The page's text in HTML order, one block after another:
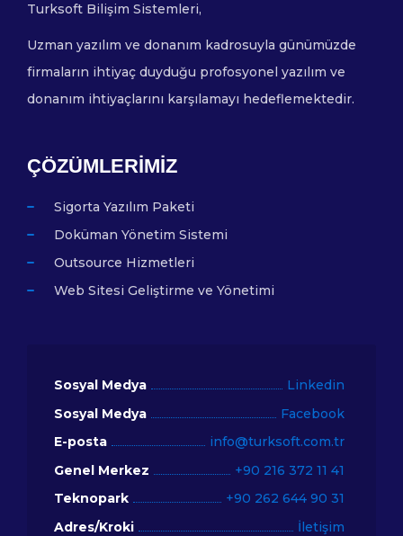
Turksoft Bilişim Sistemleri,
Uzman yazılım ve donanım kadrosuyla günümüzde
firmaların ihtiyaç duyduğu profosyonel yazılım ve
donanım ihtiyaçlarını karşılamayı hedeflemektedir.
ÇÖZÜMLERIMIZ
Sigorta Yazılım Paketi
Doküman Yönetim Sistemi
Outsource Hizmetleri
Web Sitesi Geliştirme ve Yönetimi
Sosyal Medya
Linkedin
Sosyal Medya
Facebook
E-posta
info@turksoft.com.tr
Genel Merkez
+90 216 372 11 41
Teknopark
+90 262 644 90 31
Adres/Kroki
İletişim